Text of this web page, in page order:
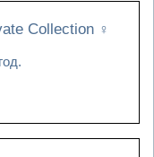
Collection ♀